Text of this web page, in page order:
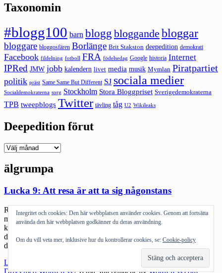
Taxonomin
#blogg100 barn blogg bloggande bloggar
bloggare bloggosfären Borlänge Brit Stakston deepedition demokrati
Facebook fildelning fotboll FRA födelsedag Google historia Internet
IPRed JMW jobb kalendern livet media musik Mymlan Piratpartiet
politik präst Same Same But Different SJ sociala medier
Socialdemokraterna sorg Stockholm Stora Bloggpriset Sverigedemokraterna
TPB tweepblogs Twitter tävling tåg U2 Wikileaks
Deepedition förut
Deepedition
älgrumpa
Lucka 9: Att resa är att ta sig någonstans
Resdag minst sagt. Startade med att åka till Stockholm 6.37 för ett
möte. Planerade att åka hem 11.50 och nästan nere vid stationen
kom jag på att jag lagt Iphonen på laddning. Att jag inte tänkte på
den innan berodde på att jag flyttat över sim-kortet i LGn och
därmed inte tänkte på telefonen. Och […]
Läs mer
9:
Drivs med WordPress |Tema: Intergalactic avWordPress.com.
Integritet och cookies: Den här webbplatsen använder cookies. Genom att fortsätta
använda den här webbplatsen godkänner du deras användning.
Om du vill veta mer, inklusive hur du kontrollerar cookies, se: Cookie-policy